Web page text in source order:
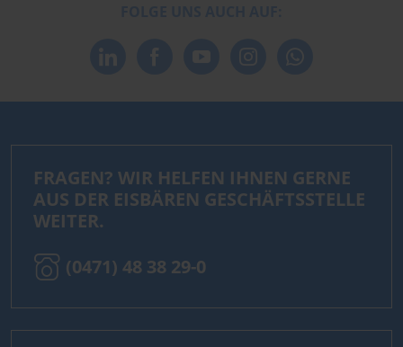
FRAGEN? WIR HELFEN IHNEN GERNE
AUS DER EISBÄREN GESCHÄFTSSTELLE
WEITER.
(0471) 48 38 29-0